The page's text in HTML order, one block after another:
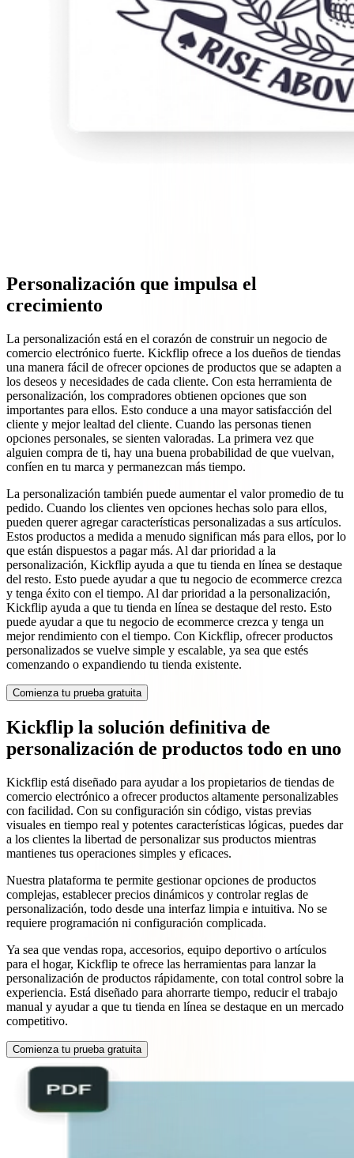
Personalización que impulsa el
crecimiento
La personalización está en el corazón de construir un negocio de
comercio electrónico fuerte. Kickflip ofrece a los dueños de tiendas
una manera fácil de ofrecer opciones de productos que se adapten a
los deseos y necesidades de cada cliente. Con esta herramienta de
personalización, los compradores obtienen opciones que son
importantes para ellos. Esto conduce a una mayor satisfacción del
cliente y mejor lealtad del cliente. Cuando las personas tienen
opciones personales, se sienten valoradas. La primera vez que
alguien compra de ti, hay una buena probabilidad de que vuelvan,
confíen en tu marca y permanezcan más tiempo.
La personalización también puede aumentar el valor promedio de tu
pedido. Cuando los clientes ven opciones hechas solo para ellos,
pueden querer agregar características personalizadas a sus artículos.
Estos productos a medida a menudo significan más para ellos, por lo
que están dispuestos a pagar más. Al dar prioridad a la
personalización, Kickflip ayuda a que tu tienda en línea se destaque
del resto. Esto puede ayudar a que tu negocio de ecommerce crezca
y tenga éxito con el tiempo. Al dar prioridad a la personalización,
Kickflip ayuda a que tu tienda en línea se destaque del resto. Esto
puede ayudar a que tu negocio de ecommerce crezca y tenga un
mejor rendimiento con el tiempo. Con Kickflip, ofrecer productos
personalizados se vuelve simple y escalable, ya sea que estés
comenzando o expandiendo tu tienda existente.
Comienza tu prueba gratuita
Kickflip la solución definitiva de
personalización de productos todo en uno
Kickflip está diseñado para ayudar a los propietarios de tiendas de
comercio electrónico a ofrecer productos altamente personalizables
con facilidad. Con su configuración sin código, vistas previas
visuales en tiempo real y potentes características lógicas, puedes dar
a los clientes la libertad de personalizar sus productos mientras
mantienes tus operaciones simples y eficaces.
Nuestra plataforma te permite gestionar opciones de productos
complejas, establecer precios dinámicos y controlar reglas de
personalización, todo desde una interfaz limpia e intuitiva. No se
requiere programación ni configuración complicada.
Ya sea que vendas ropa, accesorios, equipo deportivo o artículos
para el hogar, Kickflip te ofrece las herramientas para lanzar la
personalización de productos rápidamente, con total control sobre la
experiencia. Está diseñado para ahorrarte tiempo, reducir el trabajo
manual y ayudar a que tu tienda en línea se destaque en un mercado
competitivo.
Comienza tu prueba gratuita